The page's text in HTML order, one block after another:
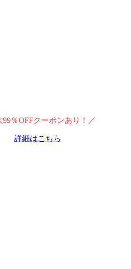
99％OFFクーポンあり！／
詳細はこちら